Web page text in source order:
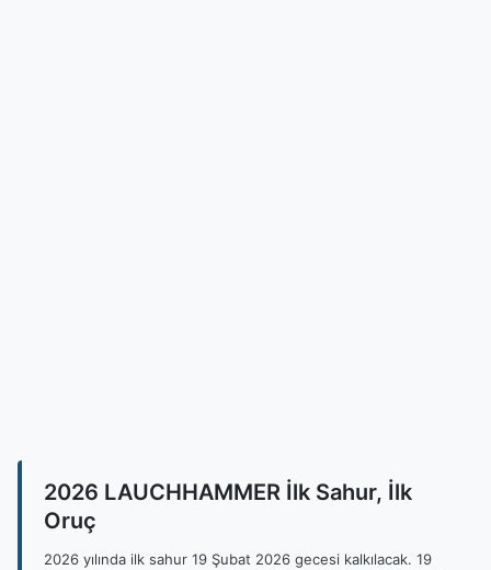
2026 LAUCHHAMMER İlk Sahur, İlk
Oruç
2026 yılında ilk sahur 19 Şubat 2026 gecesi kalkılacak. 19